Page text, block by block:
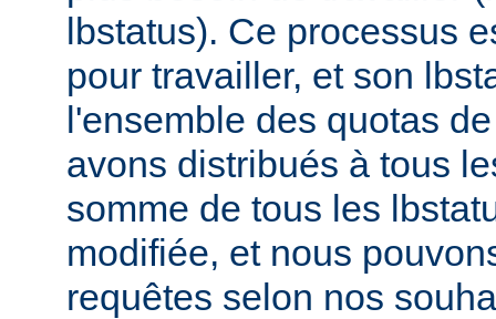
lbstatus). Ce processus
pour travailler, et son
l'ensemble des quotas
avons distribués à tous
somme de tous les
modifiée, et nous
requêtes selon nos